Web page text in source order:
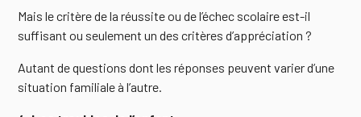
Mais le critère de la réussite ou de l’échec scolaire est-il
suffisant ou seulement un des critères d’appréciation ?
Autant de questions dont les réponses peuvent varier d’une
situation familiale à l’autre.